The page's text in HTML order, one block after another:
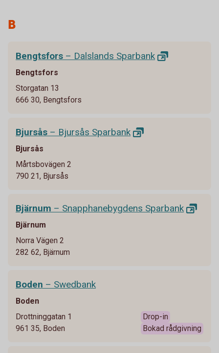
B
Bengtsfors – Dalslands Sparbank
Bengtsfors
Storgatan 13
666 30, Bengtsfors
Bjursås – Bjursås Sparbank
Bjursås
Mårtsbovägen 2
790 21, Bjursås
Bjärnum – Snapphanebygdens Sparbank
Bjärnum
Norra Vägen 2
282 62, Bjärnum
Boden – Swedbank
Boden
Drottninggatan 1
961 35, Boden
Drop-in
Bokad rådgivning